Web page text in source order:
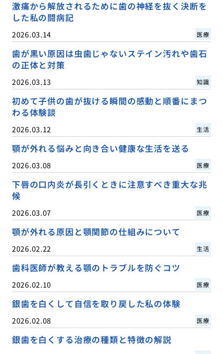
激痛から解放されるために歯の神経を抜く決断を
した私の闘病記
2026.03.14 医療
歯が黒い原因は虫歯じゃないステイン汚れや歯石
の正体と対策
2026.03.13 知識
初めて子供の歯が抜ける瞬間の感動と順番にまつ
わる体験談
2026.03.12 生活
顎が外れる悩みと向き合い健康な生活を送る
2026.03.08 医療
下唇の口内炎が長引くときに注意すべき重大な兆
候
2026.03.07 医療
顎が外れる原因と顎関節の仕組みについて
2026.02.22 生活
歯科医師が教える顎のトラブルを防ぐコツ
2026.02.10 医療
銀歯を白くして自信を取り戻した私の体験
2026.02.08 医療
銀歯を白くする治療の種類と特徴の解説